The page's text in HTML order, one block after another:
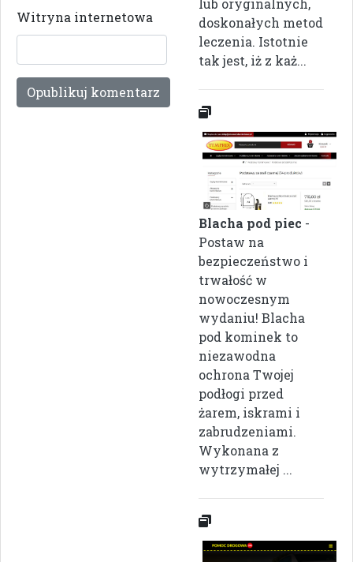
Witryna internetowa
doskonałych metod
leczenia. Istotnie
tak jest, iż z każ...
Blacha pod piec -
Postaw na
bezpieczeństwo i
trwałość w
nowoczesnym
wydaniu! Blacha
pod kominek to
niezawodna
ochrona Twojej
podłogi przed
żarem, iskrami i
zabrudzeniami.
Wykonana z
wytrzymałej ...